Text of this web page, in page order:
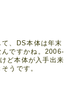
、DS本体は年末
ですかね。2006-
ど本体が入手出来
うです。